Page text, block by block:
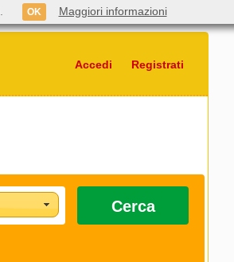
Accedi Registrati
Cerca
OK Maggiori informazioni